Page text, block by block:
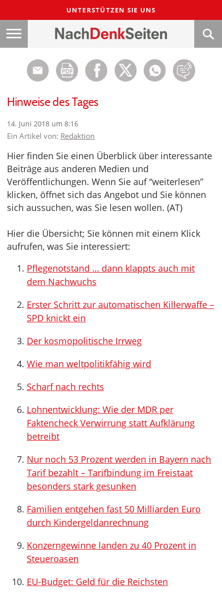
UNTERSTÜTZEN SIE UNS
Hinweise des Tages
14. Juni 2018 um 8:16
Ein Artikel von: Redaktion
Hier finden Sie einen Überblick über interessante
Beiträge aus anderen Medien und
Veröffentlichungen. Wenn Sie auf “weiterlesen”
klicken, öffnet sich das Angebot und Sie können
sich aussuchen, was Sie lesen wollen. (AT)
Hier die Übersicht; Sie können mit einem Klick
aufrufen, was Sie interessiert:
Pflegenotstand … dann klappts auch mit
dem Nachwuchs
Erster Schritt zur automatischen Killerwaffe –
SPD knickt ein
Der kosmopolitische Irrweg
Wie man weltpolitikfähig wird
Scharf nach rechts
Lohnentwicklung: Wie der MDR per
Faktencheck Verwirrung statt Aufklärung
betreibt
Nur noch 53 Prozent werden in Bayern nach
Tarif bezahlt – Tarifbindung im Freistaat
besonders stark gesunken
Familien entgehen fast 50 Milliarden Euro
durch Kindergeldanrechnung
Konzerngewinne landen zu 40 Prozent in
Steueroasen
EU-Budget: Geld für die Reichsten